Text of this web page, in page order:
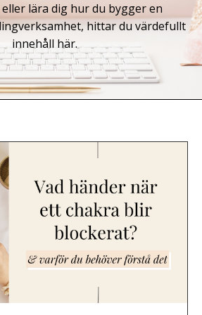
lära dig hur du bygger en
hittar du värdefullt
innehåll här.